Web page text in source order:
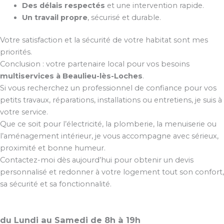
Des délais respectés et une intervention rapide.
Un travail propre, sécurisé et durable.
Votre satisfaction et la sécurité de votre habitat sont mes
priorités.
Conclusion : votre partenaire local pour vos besoins
multiservices à Beaulieu-lès-Loches.
Si vous recherchez un professionnel de confiance pour vos
petits travaux, réparations, installations ou entretiens, je suis à
votre service.
Que ce soit pour l’électricité, la plomberie, la menuiserie ou
l’aménagement intérieur, je vous accompagne avec sérieux,
proximité et bonne humeur.
Contactez-moi dès aujourd’hui pour obtenir un devis
personnalisé et redonner à votre logement tout son confort,
sa sécurité et sa fonctionnalité.
du Lundi au Samedi de 8h à 19h